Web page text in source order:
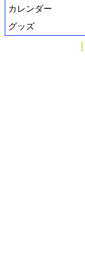
カレンダー
グッズ
[